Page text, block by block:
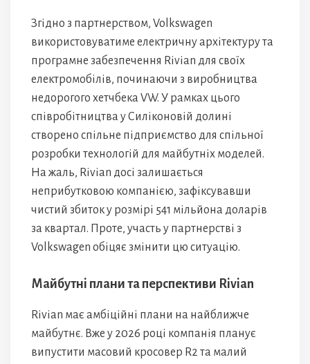
Згідно з партнерством, Volkswagen
використовуватиме електричну архітектуру та
програмне забезпечення Rivian для своїх
електромобілів, починаючи з виробництва
недорогого хетчбека VW. У рамках цього
співробітництва у Силіконовій долині
створено спільне підприємство для спільної
розробки технологій для майбутніх моделей.
На жаль, Rivian досі залишається
неприбутковою компанією, зафіксувавши
чистий збиток у розмірі 541 мільйона доларів
за квартал. Проте, участь у партнерстві з
Volkswagen обіцяє змінити цю ситуацію.
Майбутні плани та перспективи Rivian
Rivian має амбіційні плани на найближче
майбутнє. Вже у 2026 році компанія планує
випустити масовий кросовер R2 та малий